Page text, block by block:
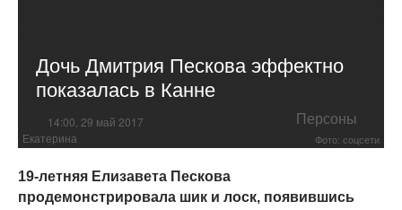
Дочь Дмитрия Пескова эффектно
показалась в Канне
14:00, 29 май 2017 Персоны
Екатерина Фото: соцсети
19-летняя Елизавета Пескова
продемонстрировала шик и лоск, появившись